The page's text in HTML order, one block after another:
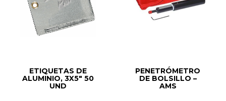
LEER MÁS
ETIQUETAS DE
ALUMINIO, 3X5″ 50
UND
LEER MÁS
PENETRÓMETRO
DE BOLSILLO –
AMS